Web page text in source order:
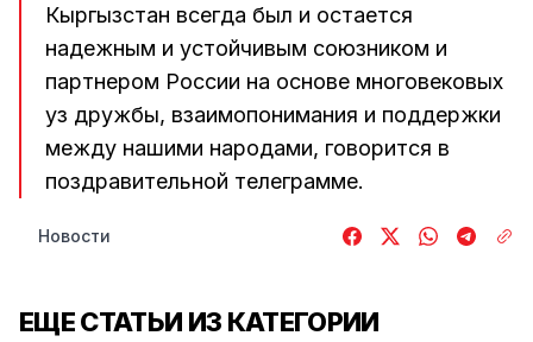
Кыргызстан всегда был и остается
надежным и устойчивым союзником и
партнером России на основе многовековых
уз дружбы, взаимопонимания и поддержки
между нашими народами, говорится в
поздравительной телеграмме.
Новости
ЕЩЕ СТАТЬИ ИЗ КАТЕГОРИИ